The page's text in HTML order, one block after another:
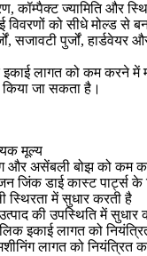
कॉम्पैक्ट ज्यामिति और
को सीधे मोल्ड से
पुर्जों,
इकाई लागत को कम
जा सकता है।
मूल्य
और असेंबली बोझ को कम
जिंक डाई कास्ट पार्ट्स के
स्थिरता में सुधार करती है
की उपस्थिति में सुधार
इकाई लागत को
लागत को नियंत्रित